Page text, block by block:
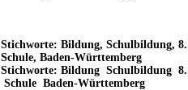
Stichworte: Bildung, Schulbildung,
Schule, Baden-Württemberg
Stichworte: Bildung Schulbildung
Schule Baden-Württemberg